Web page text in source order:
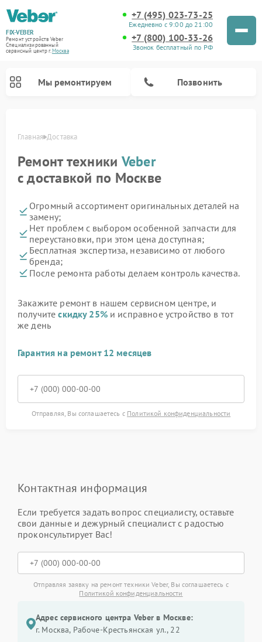
FIX-VEBER
Ремонт устройств Veber
Специализированный
cервисный центр г.Москва
+7 (495) 023-73-25
Ежедневно с 9:00 до 21:00
+7 (800) 100-33-26
Звонок бесплатный по РФ
Мы ремонтируем Позвонить
Главная Доставка
Ремонт техники Veber
с доставкой по Москве
Огромный ассортимент оригинальных деталей на
замену;
Нет проблем с выбором особенной запчасти для
переустановки, при этом цена доступная;
Бесплатная экспертиза, независимо от любого
бренда;
После ремонта работы делаем контроль качества.
Закажите ремонт в нашем сервисном центре, и
получитескидку 25%и исправное устройство в тот
же день
Гарантия на ремонт 12 месяцев
Отправляя, Вы соглашаетесь с Политикой конфиденциальности
Контактная информация
Если требуется задать вопрос специалисту, оставьте
свои данные и дежурный специалист с радостью
проконсультирует Вас!
Отправляя заявку на ремонт техники Veber, Вы соглашаетесь с
Политикой конфиденциальности
Адрес сервисного центра Veber в Москве:
г. Москва, Рабоче-Крестьянская ул., 22